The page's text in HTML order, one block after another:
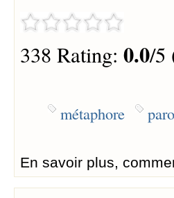
338 Rating: 0.0/5
métaphore
En savoir plus,